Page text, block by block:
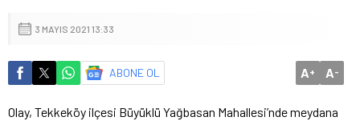
3 MAYIS 2021 13:33
ABONE OL A+ A-
Olay, Tekkeköy ilçesi Büyüklü Yağbasan Mahallesi’nde meydana